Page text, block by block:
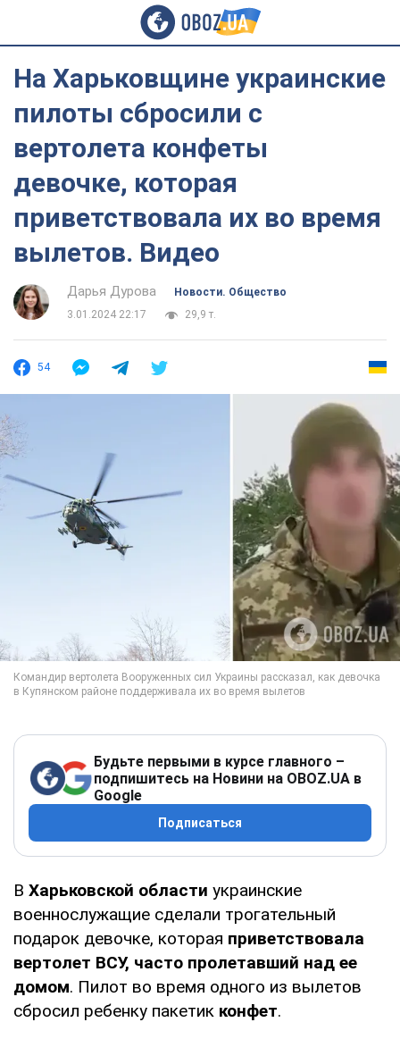
На Харьковщине украинские
пилоты сбросили с
вертолета конфеты
девочке, которая
приветствовала их во время
вылетов. Видео
Дарья Дурова
Новости. Общество
3.01.2024 22:17
29,9 т.
54
Будьте первыми в курсе главного –
подпишитесь на Новини на OBOZ.UA в
Google
Подписаться
В Харьковской области украинские
военнослужащие сделали трогательный
подарок девочке, которая приветствовала
вертолет ВСУ, часто пролетавший над ее
домом. Пилот во время одного из вылетов
сбросил ребенку пакетик конфет.